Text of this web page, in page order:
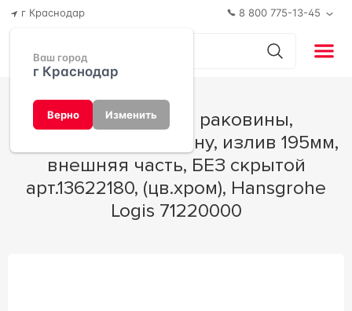
г Краснодар
Ваш город
г Краснодар
Верно Изменить
8 800 775-13-45
Смеситель для раковины,
встраиваемый в стену, излив 195мм,
внешняя часть, БЕЗ скрытой
арт.13622180, (цв.хром), Hansgrohe
Logis 71220000